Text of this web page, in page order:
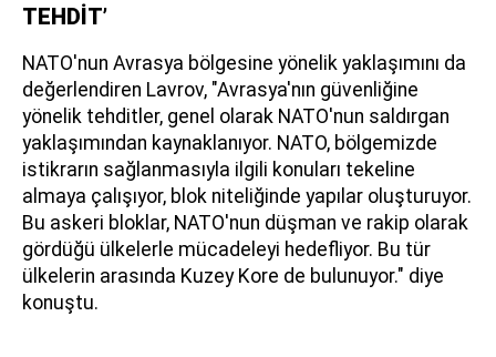
TEHDİT’
NATO'nun Avrasya bölgesine yönelik yaklaşımını da
değerlendiren Lavrov, "Avrasya'nın güvenliğine
yönelik tehditler, genel olarak NATO'nun saldırgan
yaklaşımından kaynaklanıyor. NATO, bölgemizde
istikrarın sağlanmasıyla ilgili konuları tekeline
almaya çalışıyor, blok niteliğinde yapılar oluşturuyor.
Bu askeri bloklar, NATO'nun düşman ve rakip olarak
gördüğü ülkelerle mücadeleyi hedefliyor. Bu tür
ülkelerin arasında Kuzey Kore de bulunuyor." diye
konuştu.